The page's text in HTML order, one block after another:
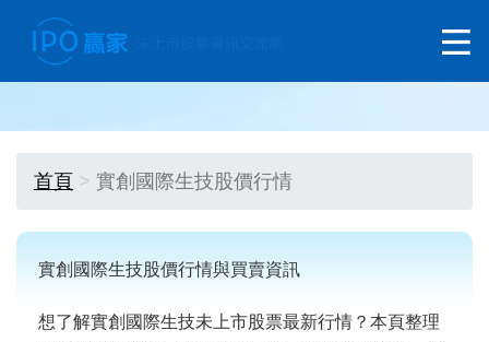
首頁 實創國際生技股價行情
實創國際生技股價行情與買賣資訊
想了解實創國際生技未上市股票最新行情？本頁整理